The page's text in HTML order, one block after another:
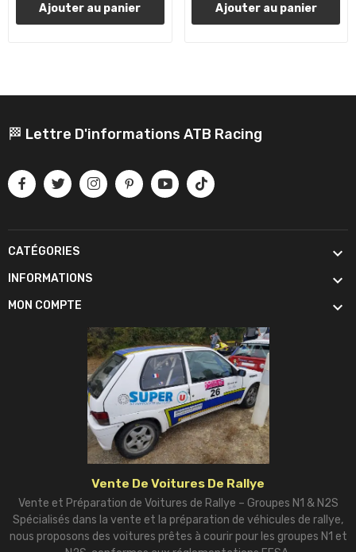
Ajouter au panier Ajouter au panier
🏁 Lettre D'informations ATB Racing
CATÉGORIES 
INFORMATIONS 
MON COMPTE 
Vente De Voitures De Rallye
Vente et Préparation de Voitures de Rallye – Groupes N1 & N2S
Spécialisés dans la vente et la préparation de véhicules de rallye,
nous proposons des voitures prêtes à courir pour les groupes N1 et